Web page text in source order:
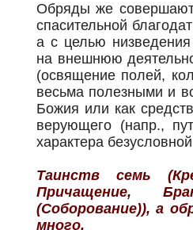
Обряды же
спасительной
а с целью
на внешнюю
(освящение полей,
весьма полезными и
Божия или как
верующего (напр.,
характера
Таинств семь
Причащение,
(Соборование)), а
много.